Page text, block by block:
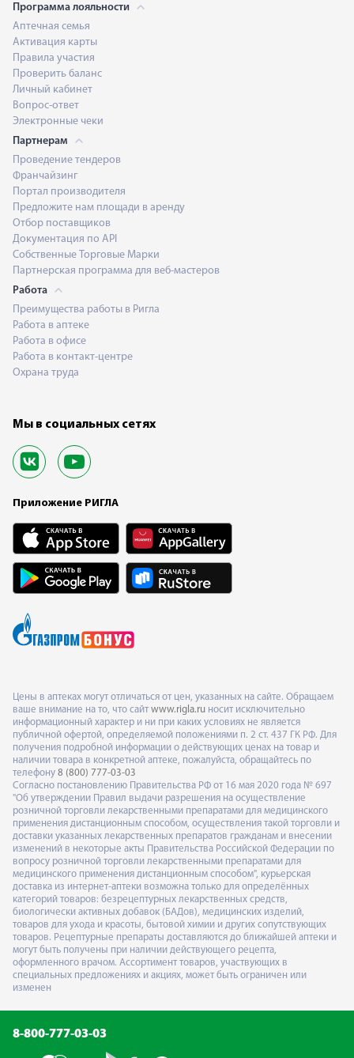
Программа лояльности
Аптечная семья
Активация карты
Правила участия
Проверить баланс
Личный кабинет
Вопрос-ответ
Электронные чеки
Партнерам
Проведение тендеров
Франчайзинг
Портал производителя
Предложите нам площади в аренду
Отбор поставщиков
Документация по API
Собственные Торговые Марки
Партнерская программа для веб-мастеров
Работа
Преимущества работы в Ригла
Работа в аптеке
Работа в офисе
Работа в контакт-центре
Охрана труда
Мы в социальных сетях
Приложение РИГЛА
Цены в аптеках могут отличаться от цен, указанных на сайте. Обращаем
ваше внимание на то, что сайт www.rigla.ru носит исключительно
информационный характер и ни при каких условиях не является
публичной офертой, определяемой положениями п. 2 ст. 437 ГК РФ. Для
получения подробной информации о действующих ценах на товар и
наличии товара в конкретной аптеке, пожалуйста, обращайтесь по
телефону 8 (800) 777-03-03
Согласно постановлению Правительства РФ от 16 мая 2020 года № 697
"Об утверждении Правил выдачи разрешения на осуществление
розничной торговли лекарственными препаратами для медицинского
применения дистанционным способом, осуществления такой торговли и
доставки указанных лекарственных препаратов гражданам и внесении
изменений в некоторые акты Правительства Российской Федерации по
вопросу розничной торговли лекарственными препаратами для
медицинского применения дистанционным способом", курьерская
доставка из интернет-аптеки возможна только для определённых
категорий товаров: безрецептурных лекарственных средств,
биологически активных добавок (БАДов), медицинских изделий,
товаров для ухода и красоты, бытовой химии и других сопутствующих
товаров. Рецептурные препараты доставляются до ближайшей аптеки и
могут быть получены при наличии действующего рецепта,
оформленного врачом. Ассортимент товаров, участвующих в
специальных предложениях и акциях, может быть ограничен или
изменен
8-800-777-03-03